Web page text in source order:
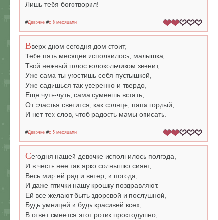
Лишь тебя боготворил!
#Девочке #c 8 месяцами
Вверх дном сегодня дом стоит,
Тебе пять месяцев исполнилось, малышка,
Твой нежный голос колокольчиком звенит,
Уже сама ты угостишь себя пустышкой,
Уже садишься так уверенно и твердо,
Еще чуть-чуть, сама сумеешь встать,
От счастья светится, как солнце, папа гордый,
И нет тех слов, чтоб радость мамы описать.
#Девочке #c 5 месяцами
Сегодня нашей девочке исполнилось полгода,
И в честь нее так ярко солнышко сияет,
Весь мир ей рад и ветер, и погода,
И даже птички нашу крошку поздравляют.
Ей все желают быть здоровой и послушной,
Будь умницей и будь красивей всех,
В ответ смеется этот ротик простодушно,